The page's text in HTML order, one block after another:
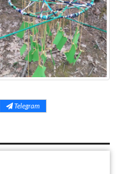
Telegram